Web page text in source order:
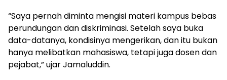
“Saya pernah diminta mengisi materi kampus bebas
perundungan dan diskriminasi. Setelah saya buka
data-datanya, kondisinya mengerikan, dan itu bukan
hanya melibatkan mahasiswa, tetapi juga dosen dan
pejabat,” ujar Jamaluddin.